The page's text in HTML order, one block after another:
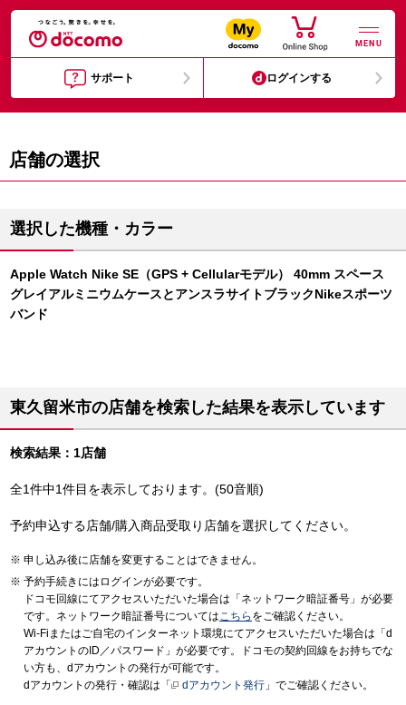
MENU
サポート ログインする
店舗の選択
選択した機種・カラー
Apple Watch Nike SE（GPS + Cellularモデル） 40mm スペース
グレイアルミニウムケースとアンスラサイトブラックNikeスポーツ
バンド
東久留米市の店舗を検索した結果を表示しています
検索結果：1店舗
全1件中1件目を表示しております。(50音順)
予約申込する店舗/購入商品受取り店舗を選択してください。
申し込み後に店舗を変更することはできません。
予約手続きにはログインが必要です。
ドコモ回線にてアクセスいただいた場合は「ネットワーク暗証番号」が必要
です。ネットワーク暗証番号についてはこちら をご確認ください。
Wi-Fiまたはご自宅のインターネット環境にてアクセスいただいた場合は「d
アカウントのID／パスワード」が必要です。ドコモの契約回線をお持ちでな
い方も、dアカウントの発行が可能です。
dアカウントの発行・確認は「
dアカウント発行 」でご確認ください。